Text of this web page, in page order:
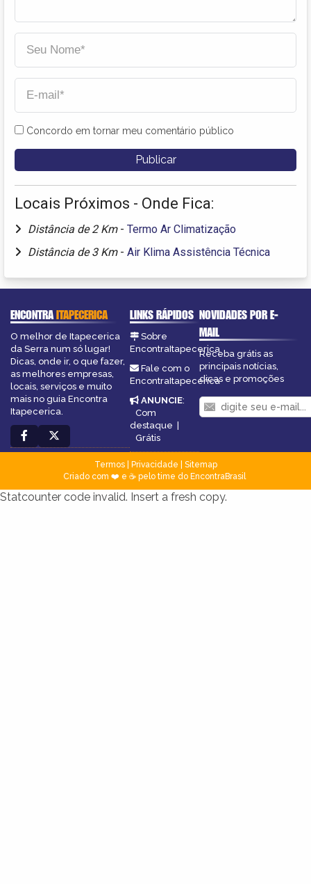
Concordo em tornar meu comentário público
Locais Próximos - Onde Fica:
Distância de 2 Km - Termo Ar Climatização
Distância de 3 Km - Air Klima Assistência Técnica
ENCONTRAITAPECERICA
O melhor de Itapecerica
da Serra num só lugar!
Dicas, onde ir, o que fazer,
as melhores empresas,
locais, serviços e muito
mais no guia Encontra
Itapecerica.
LINKS RÁPIDOS
Sobre
EncontraItapecerica
Fale com o
EncontraItapecerica
ANUNCIE:
Com
destaque
Grátis
NOVIDADES POR E-
MAIL
Receba grátis as
principais notícias,
dicas e promoções
Termos| Privacidade
Sitemap
Criado com ❤️ e ☕ pelo time do EncontraBrasil
Statcounter code invalid. Insert a fresh copy.